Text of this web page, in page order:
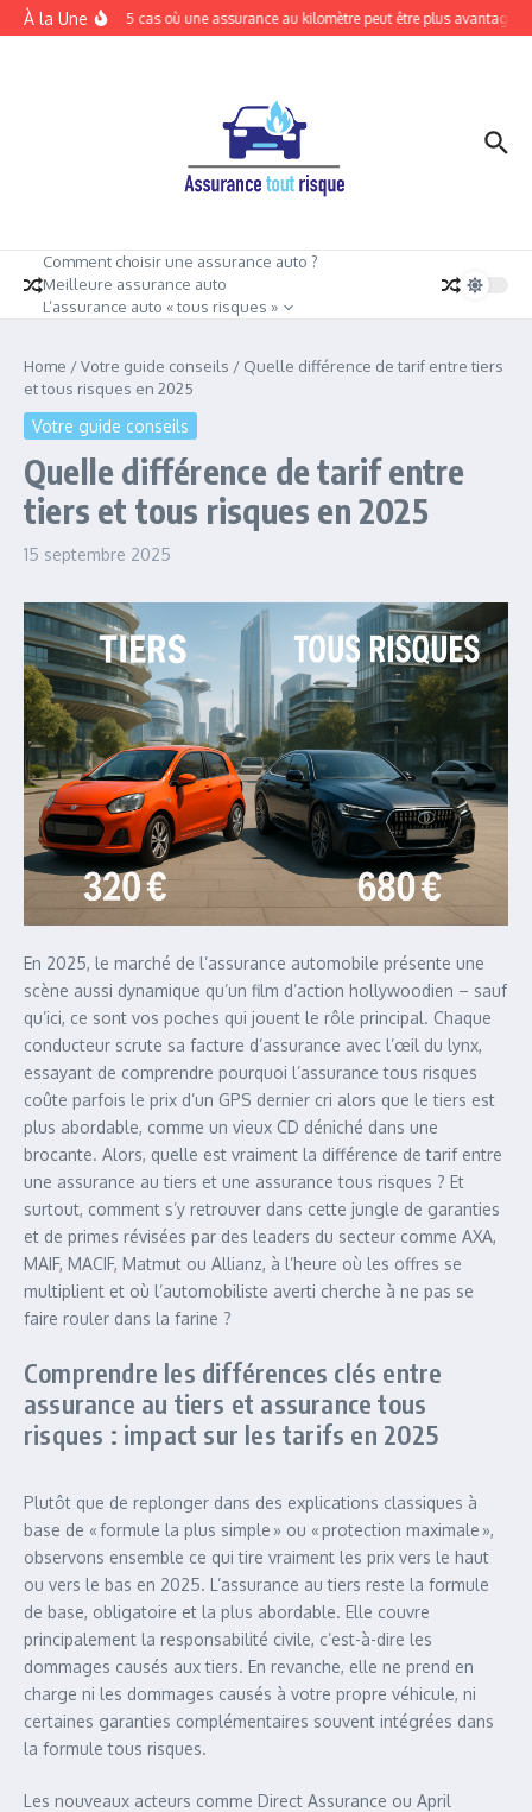
Aller au contenu
À la Une
Tout risque: 5 cas où une assurance au kilomètre peut être plus avantageuse
Comment choisir une assurance auto ?
Meilleure assurance auto
L’assurance auto « tous risques »
Home /Votre guide conseils / Quelle différence de tarif entre tiers
et tous risques en 2025
Votre guide conseils
Quelle différence de tarif entre
tiers et tous risques en 2025
15 septembre 2025
En 2025, le marché de l’assurance automobile présente une
scène aussi dynamique qu’un film d’action hollywoodien – sauf
qu’ici, ce sont vos poches qui jouent le rôle principal. Chaque
conducteur scrute sa facture d’assurance avec l’œil du lynx,
essayant de comprendre pourquoi l’assurance tous risques
coûte parfois le prix d’un GPS dernier cri alors que le tiers est
plus abordable, comme un vieux CD déniché dans une
brocante. Alors, quelle est vraiment la différence de tarif entre
une assurance au tiers et une assurance tous risques ? Et
surtout, comment s’y retrouver dans cette jungle de garanties
et de primes révisées par des leaders du secteur comme AXA,
MAIF, MACIF, Matmut ou Allianz, à l’heure où les offres se
multiplient et où l’automobiliste averti cherche à ne pas se
faire rouler dans la farine ?
Comprendre les différences clés entre
assurance au tiers et assurance tous
risques : impact sur les tarifs en 2025
Plutôt que de replonger dans des explications classiques à
base de « formule la plus simple » ou « protection maximale »,
observons ensemble ce qui tire vraiment les prix vers le haut
ou vers le bas en 2025. L’assurance au tiers reste la formule
de base, obligatoire et la plus abordable. Elle couvre
principalement la responsabilité civile, c’est-à-dire les
dommages causés aux tiers. En revanche, elle ne prend en
charge ni les dommages causés à votre propre véhicule, ni
certaines garanties complémentaires souvent intégrées dans
la formule tous risques.
Les nouveaux acteurs comme Direct Assurance ou April